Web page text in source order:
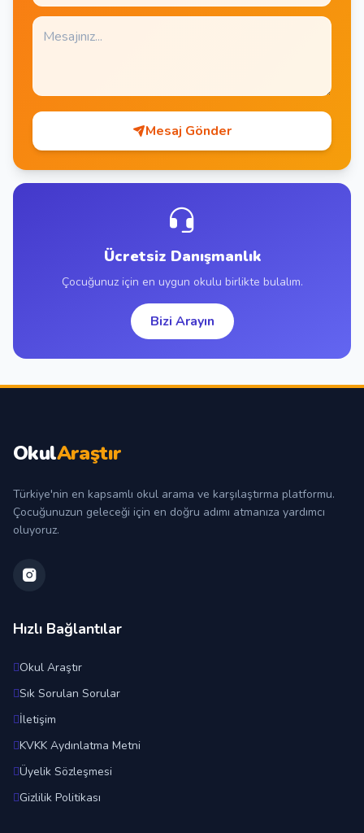
Mesaj Gönder
Ücretsiz Danışmanlık
Çocuğunuz için en uygun okulu birlikte bulalım.
Bizi Arayın
OkulAraştır
Türkiye'nin en kapsamlı okul arama ve karşılaştırma platformu.
Çocuğunuzun geleceği için en doğru adımı atmanıza yardımcı
oluyoruz.
Hızlı Bağlantılar
Okul Araştır
Sık Sorulan Sorular
İletişim
KVKK Aydınlatma Metni
Üyelik Sözleşmesi
Gizlilik Politikası